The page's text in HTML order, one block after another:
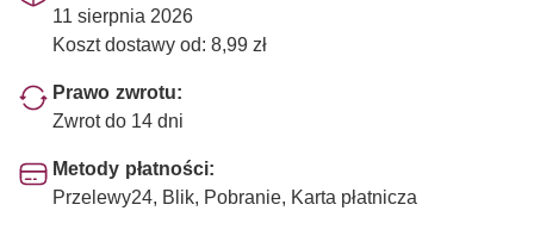
11 sierpnia 2026
Koszt dostawy od: 8,99 zł
Prawo zwrotu:
Zwrot do 14 dni
Metody płatności:
Przelewy24, Blik, Pobranie, Karta płatnicza